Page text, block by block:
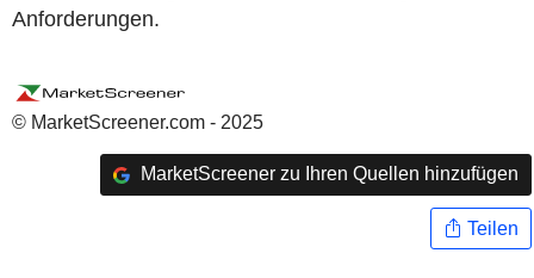
Anforderungen.
© MarketScreener.com - 2025
MarketScreener zu Ihren Quellen hinzufügen
Teilen